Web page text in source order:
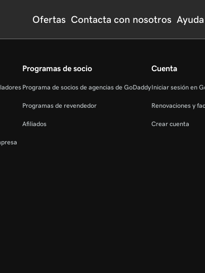
Ofertas Contacta con nosotros Ayuda
Programas de socio
Programa de socios de agencias de GoDaddy
Programas de revendedor
Afiliados
Cuenta
Iniciar sesión en
Renovaciones y
Crear cuenta